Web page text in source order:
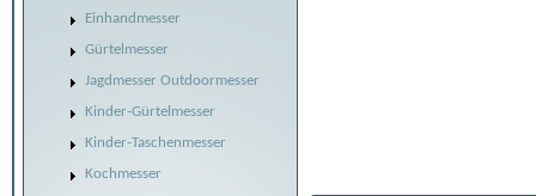
Einhandmesser
Gürtelmesser
Jagdmesser Outdoormesser
Kinder-Gürtelmesser
Kinder-Taschenmesser
Kochmesser